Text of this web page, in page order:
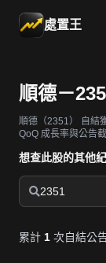
處置王
順德－
順德（2351）
自結
QoQ 成長率與公告
想查此股的其他
2351
累計 1 次自結公